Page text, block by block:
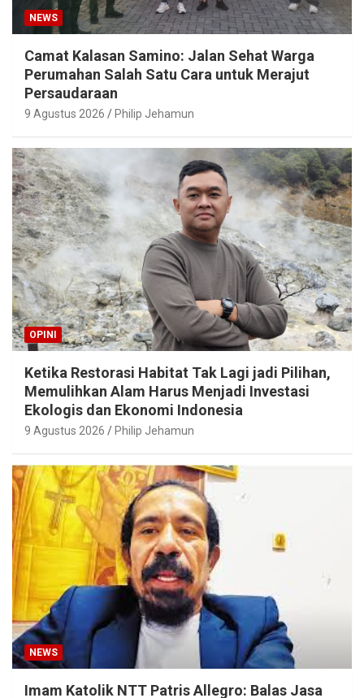
NEWS
Camat Kalasan Samino: Jalan Sehat Warga
Perumahan Salah Satu Cara untuk Merajut
Persaudaraan
9 Agustus 2026 Philip Jehamun
OPINI
Ketika Restorasi Habitat Tak Lagi jadi Pilihan,
Memulihkan Alam Harus Menjadi Investasi
Ekologis dan Ekonomi Indonesia
9 Agustus 2026 Philip Jehamun
NEWS
Imam Katolik NTT Patris Allegro: Balas Jasa